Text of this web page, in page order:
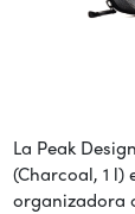
La Peak
(Charcoal, 1 l)
organizadora